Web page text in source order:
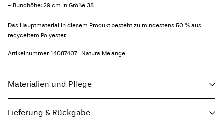
- Bundhöhe: 29 cm in Größe 38
Das Hauptmaterial in diesem Produkt besteht zu mindestens 50 % aus
recyceltem Polyester.
Artikelnummer 14087407_NaturalMelange
Materialien und Pflege
Lieferung & Rückgabe